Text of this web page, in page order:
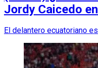
Jordy Caicedo
El delantero ecuatoriano